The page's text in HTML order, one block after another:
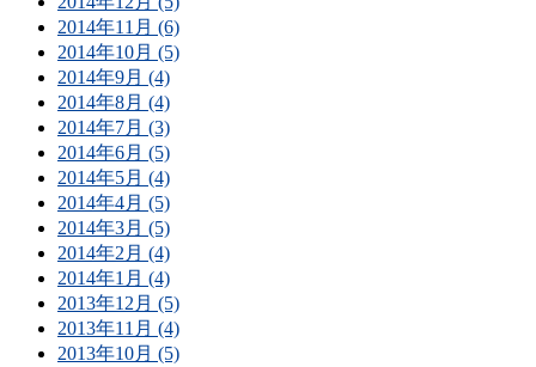
2014年11月 (6)
2014年10月 (5)
2014年9月 (4)
2014年8月 (4)
2014年7月 (3)
2014年6月 (5)
2014年5月 (4)
2014年4月 (5)
2014年3月 (5)
2014年2月 (4)
2014年1月 (4)
2013年12月 (5)
2013年11月 (4)
2013年10月 (5)